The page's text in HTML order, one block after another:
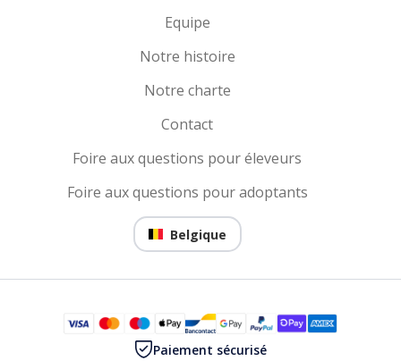
Equipe
Notre histoire
Notre charte
Contact
Foire aux questions pour éleveurs
Foire aux questions pour adoptants
Belgique
Paiement sécurisé